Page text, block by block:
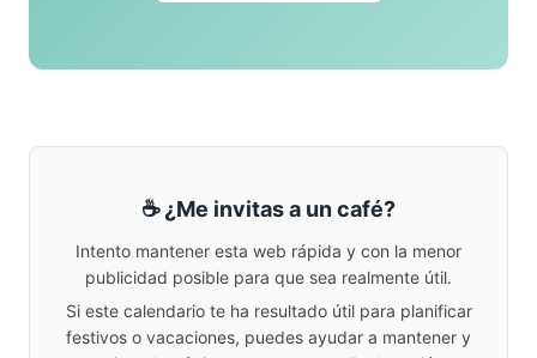
☕ ¿Me invitas a un café?
Intento mantener esta web rápida y con la menor
publicidad posible para que sea realmente útil.
Si este calendario te ha resultado útil para planificar
festivos o vacaciones, puedes ayudar a mantener y